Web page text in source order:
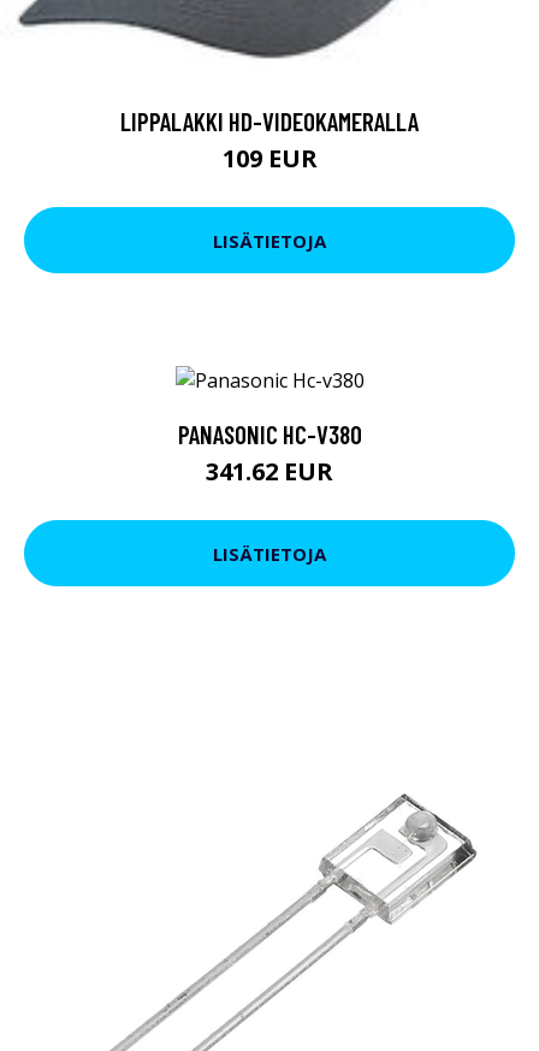
LIPPALAKKI HD-VIDEOKAMERALLA
109 EUR
LISÄTIETOJA
PANASONIC HC-V380
341.62 EUR
LISÄTIETOJA